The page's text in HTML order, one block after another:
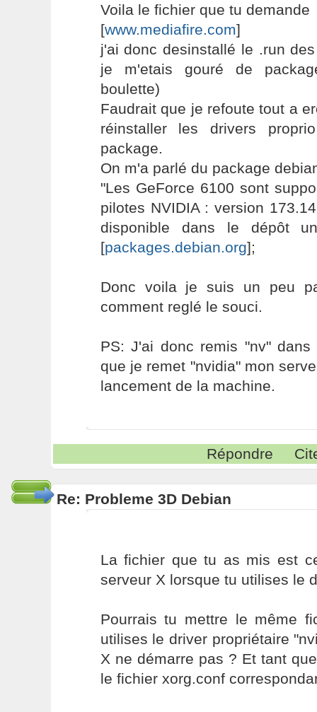
Voila le fichier que tu demande
[www.mediafire.com]
j'ai donc desinstallé le .run
je m'etais gouré de
boulette)
Faudrait que je refoute tout a
réinstaller les drivers
package.
On m'a parlé du package
"Les GeForce 6100 sont
pilotes NVIDIA : version
disponible dans le dépôt
[packages.debian.org];
Donc voila je suis un peu
comment reglé le souci.
PS: J'ai donc remis "nv"
que je remet "nvidia" mon
lancement de la machine.
Répondre
Re: Probleme 3D Debian
La fichier que tu as mis est
serveur X lorsque tu utilises le
Pourrais tu mettre le même
utilises le driver propriétaire
X ne démarre pas ? Et tant
le fichier xorg.conf